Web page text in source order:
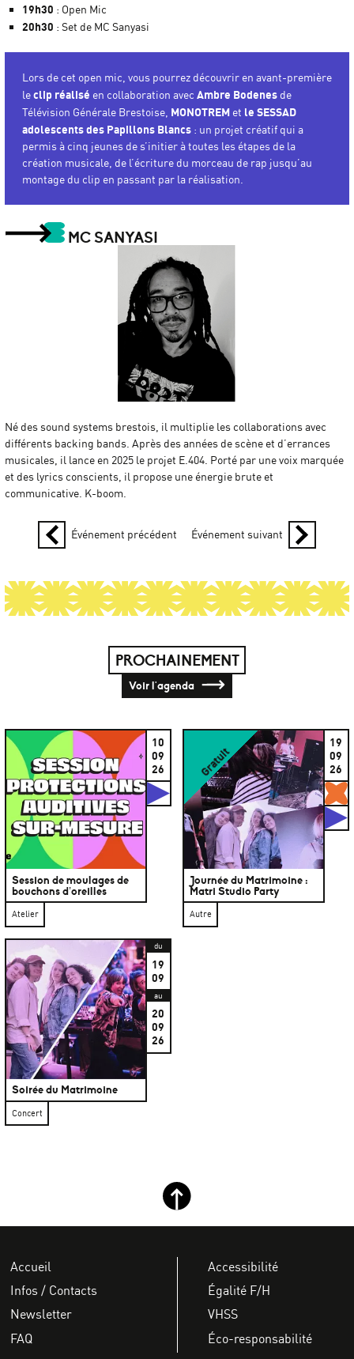
19h30 : Open Mic
20h30 : Set de MC Sanyasi
Lors de cet open mic, vous pourrez découvrir en avant-première
leclip réalisé en collaboration avec Ambre Bodenesde
Télévision Générale Brestoise, MONOTREMet le SESSAD
adolescents des Papillons Blancs: un projet créatif qui a
permis à cinq jeunes de s’initier à toutes les étapes de la
création musicale, de l’écriture du morceau de rap jusqu’au
montage du clip en passant par la réalisation.
MC SANYASI
Né des sound systems brestois, il multiplie les collaborations avec
différents backing bands. Après des années de scène et d’errances
musicales, il lance en 2025 le projet E.404. Porté par une voix marquée
et des lyrics conscients, il propose une énergie brute et
communicative. K-boom.
Événement précédent Événement suivant
PROCHAINEMENT
Voir l'agenda
Session de moulages de
bouchons d’oreilles
10
09
26
Studios
Atelier
Gratuit
Journée du Matrimoine :
Matri Studio Party
19
09
26
Autre
Soirée du Matrimoine
du
19
09
au
20
09
26
Concert
Retour haut de page
Accueil
Infos / Contacts
Newsletter
FAQ
Accessibilité
Égalité F/H
VHSS
Éco-responsabilité